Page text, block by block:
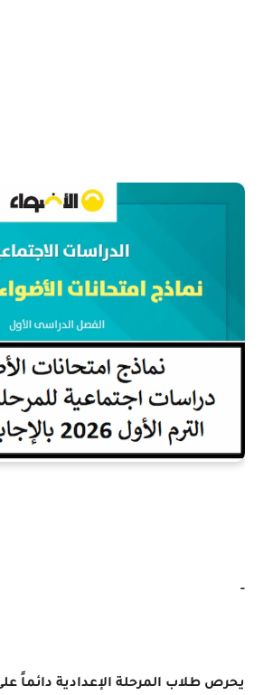
-
يحرص طلاب المرحلة الإعدادية دائماً